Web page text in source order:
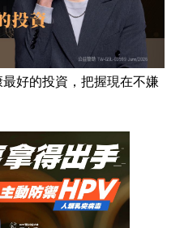
好的投資，把握現在不嫌